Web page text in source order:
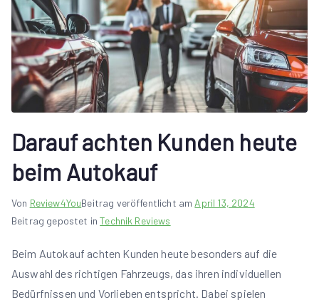
Darauf achten Kunden heute
beim Autokauf
Von Review4YouBeitrag veröffentlicht am April 13, 2024
Beitrag gepostet inTechnik Reviews
Beim Autokauf achten Kunden heute besonders auf die
Auswahl des richtigen Fahrzeugs, das ihren individuellen
Bedürfnissen und Vorlieben entspricht. Dabei spielen